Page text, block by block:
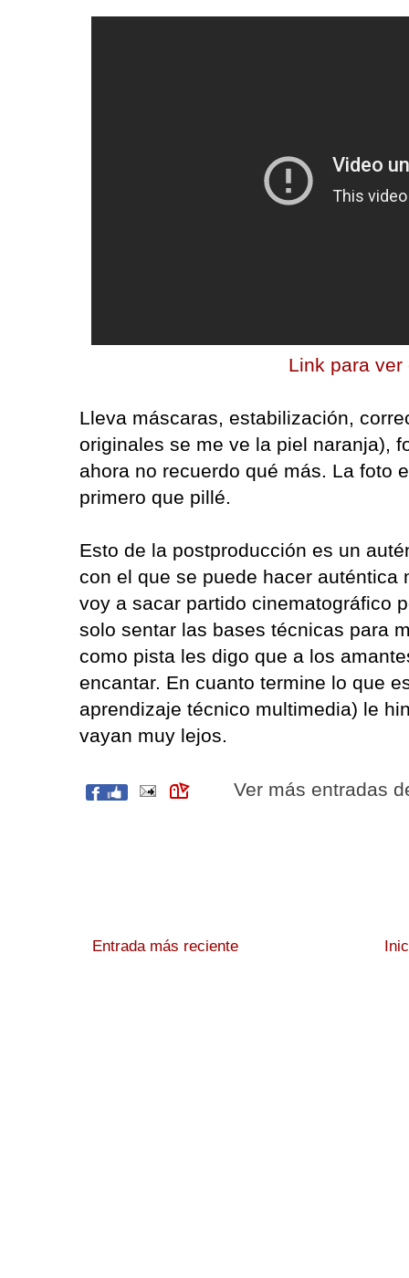
Link para
Lleva máscaras, estabilización,
originales se me ve la piel naranja),
ahora no recuerdo qué más. La foto
primero que pillé.
Esto de la postproducción es un
con el que se puede hacer auténtica
voy a sacar partido cinematográfico
solo sentar las bases técnicas para
como pista les digo que a los
encantar. En cuanto termine lo que
aprendizaje técnico multimedia) le
vayan muy lejos.
Ver más entradas
Entrada más reciente